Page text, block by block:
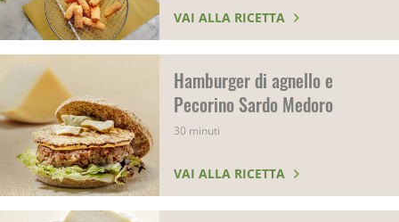
VAI ALLA RICETTA
Hamburger di agnello e
Pecorino Sardo Medoro
30 minuti
VAI ALLA RICETTA